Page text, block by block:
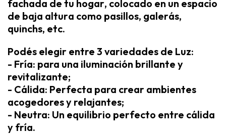
fachada de tu hogar, colocado en un espacio
de baja altura como pasillos, galerás,
quinchs, etc.
Podés elegir entre 3 variedades de Luz:
- Fría: para una iluminación brillante y
revitalizante;
- Cálida: Perfecta para crear ambientes
acogedores y relajantes;
- Neutra: Un equilibrio perfecto entre cálida
y fría.